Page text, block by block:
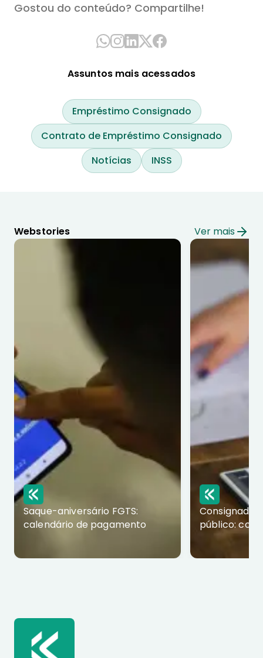
Gostou do conteúdo? Compartilhe!
Assuntos mais acessados
Empréstimo Consignado
Contrato de Empréstimo Consignado
Notícias
INSS
Webstories Ver mais
Saque-aniversário FGTS:
calendário de pagamento
Consignado
público: